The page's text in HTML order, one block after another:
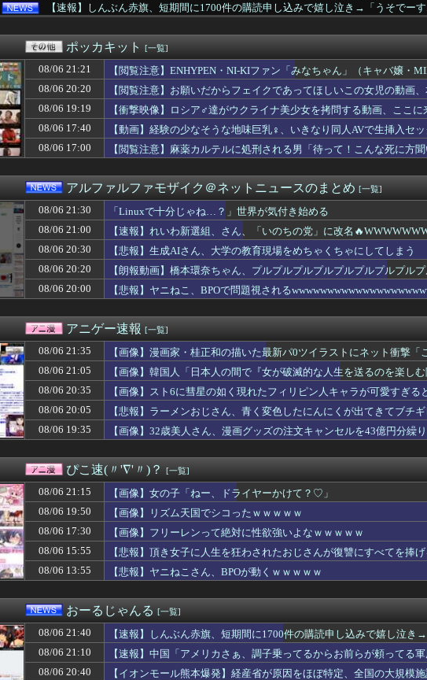
【速報】しんぶん赤旗、短期間に1700件の購読申し込みで嬉し泣き→「うそでーす
日産が社運をかけて発売するSUVｗｗｗｗｗｗｗ
廃止すべき地方空港は？！
日産e-power、無給油で1980km走行しギネス記録を達成
【画像】漫画家・桂正和の描いた最新パ0ツイラストにネット衝撃「この質感の出
彡(●)(●)「やっと服役終わったで...!性的暴行で通報しやがったあの女殺...
【激震】韓国人「韓国サッカー協会、W杯・五輪で複数回の性接待を行い審判を買
【ウマ娘】新人女性声優さん、いきなり水着姿をXで披露ｗｗｗｗ
【試合結果】ヤクルト0-5中日 完封負けで7連敗…増居が6回無失点
【バドミントン】小椋久美子さん、潮田玲子さんとの不仲説に言及 オグシオ時代
【画像】電車でこの帽子かぶってる人はガチ西武ファン
増田三莉音の「復帰できない体調不良」ってマジで大丈夫なん？
「それ1個ちょうだい！」←どこからアウト？
【FE万紫千紅】これ速攻でFEHに実装されそう
【中日対ヤクルト16回戦】中日が交流戦後初の3タテ！3位ヤクルトと3差 今季9...
【画像】岡田紗佳さん(32)3900の顔を隠して完全体になる
熊本出身の大竹、ヒロインで熊本に触れ思わず涙
「Linuxで十分じゃね…？」世界が気付き始める
【遊戯王情報】遊☆戯☆王デュエルモンスターズ×コラボカフェ本舗BLANC アニ...
【原神】オデットこれは圧倒的メインヒロイン 今までのものを全て過去にする
FF4とかいうカッコいい竜騎士が活躍するゲーム最高だよな
日本ハム、鬼門・福岡で今季初勝利！チーム一丸で勝利もぎとる
友人「『～恵』なんて古臭いし、賢く育たなかったらどうするの？」私「そこまで
れいわ新選組、新たな党名は「いのちの党」 略称は「いのち」
【モンハンワイルズ】ワイルズの価格改定に文句言ってる奴らは社会を知らない引
【画像】大谷翔平、重機メーカーのアンバサダーに就任ｗｗｗ
【ソフトバンク対日本ハム17回戦】日本ハムが8回に一挙4点で勝ち越し対鷹3勝目
【MARVEL Tōkon: Fighting Souls】デッドプールキャラ...
【速報】ちんこ4cmしかないから病院行った結果ｗｗｗｗｗｗｗｗｗｗｗwwww
【悲報】居酒屋、ブチギレ「6人で長居して会計4939円！喋りたいだけなら公園に...
【悲報】クロちゃん、とち狂ったツイートをする
【ホロライブ】ホロドリ夏イベ第二弾『シンクロする夏のスパークル』明日から開
【超朗報】Amazonで「GANTZ」が全巻100円ｗｗｗｗｗｗｗｗｗｗ
【閲覧注意】ENHYPEN・NI-KIファン「みなちゃん」（キャバ嬢・MINA...
【速報】25年ぶりのJリーグ地上波中継キターｗｗｗｗｗｗｗｗ
【広島対巨人14回戦】巨人、8回表2アウト一塁から泉口のタイムリーツーベースで
【画像】突然脱ぎだすゲーム配信者の美少女がエロすぎるｗｗｗ
【画像】女の子「ねー、ドライヤーかけて？♡」
仙台育英のマネージャー・星よつはさんがかわいいと話題に ウィンク動画や画像
周囲の人「おい見ろよ…」「一人で来てんのかな…？ｗ」「腹でけーｗ」一人焼肉
【試合結果】阪神vs横浜 2026/08/06 【大竹6回3失点 ガルシア2安...
【画像】エロ漫画「チンコの先が子宮に挿入www」←これ有り得るの？ww
好きな女の子から預かったHDDの中から、とんでもないモノを発見してしまった
ポッカキット [一覧]
08/06 21:21
【閲覧注意】ENHYPEN・NI-KIファン「みなちゃん」（キャバ嬢・
08/06 20:20
【閲覧注意】お願いだからフェイクであってほしいこの女児の動画
08/06 19:19
【衝撃映像】ロシア♂達がウクライナ美少女を拷問する動画、ここに
08/06 17:40
【動画】経験の少なそうな地味巨乳♀、いきなり同人AVで生挿入セ
08/06 17:00
【閲覧注意】麻薬カルテルに処刑される男「待って！こんな死に方
アルファルファモザイク＠ネットニュースのまとめ [一覧]
08/06 21:30
「Linuxで十分じゃね…？」世界が気付き始める
08/06 21:00
【速報】れいわ新選組、さん、「いのちの党」に改名
08/06 20:30
【悲報】生成AIさん、大学の教育現場をめちゃくちゃにしてしまう
08/06 20:20
【朗報動画】橋本環奈ちゃん、プルプルプルプルプルプルプルプル
【Pickup05164706】
08/06 20:00 【悲報】ヤニねこ、BPOで問題視される
アニゲー速報 [一覧]
08/06 21:35
【画像】漫画家・桂正和の描いた最新パ0ツイラストにネット衝撃
08/06 21:05
【画像】韓国人「日本人の間で『女が破滅的な人生を送るのを楽し
08/06 20:35
【画像】スト6に彗星の如く現れたフィリピン人キャラが可愛すぎる
08/06 20:05
【悲報】ラーメンおじさん、青く変色したにんにくが出てきてブチ
08/06 19:35
【画像】32歳美人さん、漫画グッズの注文キャンセルを43億円分繰
ぴこ速(〃'∇'〃)？ [一覧]
08/06 21:15
【画像】女の子「ねー、ドライヤーかけて？♡」
08/06 19:50
【画像】リズム天国でシコったｗｗｗｗｗ
08/06 17:30
【画像】フリーレンって絶対に性欲強いよなｗｗｗｗｗ
08/06 15:55
【悲報】頂き女子に人生を狂わされたおじさんが復讐にすべてを捧
08/06 13:55
【悲報】ヤニねこさん、BPOが動くｗｗｗｗｗ
おーるじゃんる [一覧]
08/06 21:40
【速報】しんぶん赤旗、短期間に1700件の購読申し込みで嬉し泣
訴「厳重な処罰を求める」
08/06 21:10
【速報】中国「アメリカさぁ、調子乗ってるからお前らが頼ってる
08/06 20:40
【イオンモール熊本爆発】経産省が原因をほぼ特定、全国の大規模